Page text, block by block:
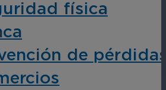
la seguridad en
física
de